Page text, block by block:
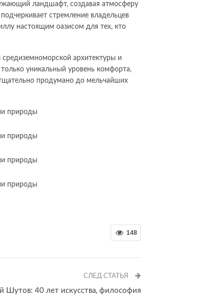
ландшафт, создавая атмосферу
стремление владельцев
настоящим оазисом для тех, кто
средиземноморской архитектуры и
уникальный уровень комфорта,
продумано до мельчайших
148
СЛЕД СТАТЬЯ
Шутов: 40 лет искусства, философия